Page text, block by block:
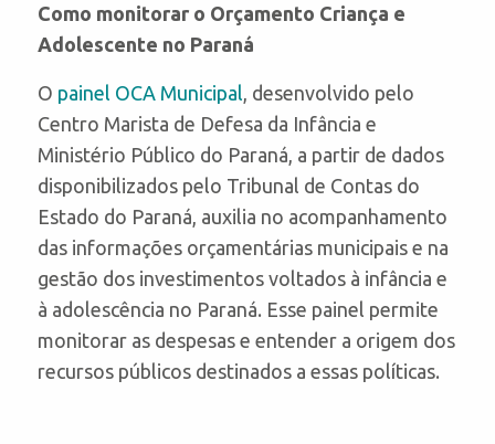
Como monitorar o Orçamento Criança e
Adolescente no Paraná
O painel OCA Municipal, desenvolvido pelo
Centro Marista de Defesa da Infância e
Ministério Público do Paraná, a partir de dados
disponibilizados pelo Tribunal de Contas do
Estado do Paraná, auxilia no acompanhamento
das informações orçamentárias municipais e na
gestão dos investimentos voltados à infância e
à adolescência no Paraná. Esse painel permite
monitorar as despesas e entender a origem dos
recursos públicos destinados a essas políticas.